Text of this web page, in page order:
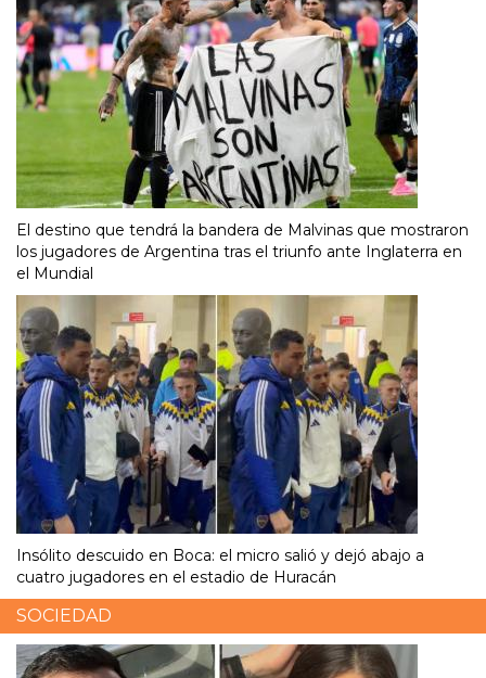
El destino que tendrá la bandera de Malvinas que mostraron
los jugadores de Argentina tras el triunfo ante Inglaterra en
el Mundial
Insólito descuido en Boca: el micro salió y dejó abajo a
cuatro jugadores en el estadio de Huracán
SOCIEDAD